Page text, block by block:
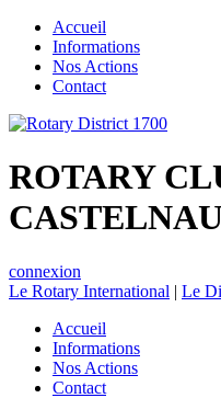
Accueil
Informations
Nos Actions
Contact
ROTARY
connexion
Le Rotary International | Le
Accueil
Informations
Nos Actions
Contact